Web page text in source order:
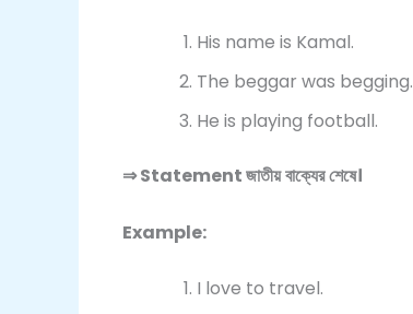
His name is Kamal.
The beggar was begging.
He is playing football.
⇒Statementজাতীয়বাক্যেরশেষে।
Example:
I love to travel.